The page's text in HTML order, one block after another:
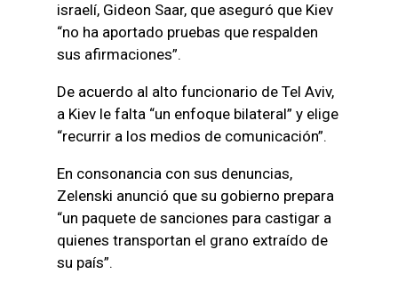
israelí, Gideon Saar, que aseguró que Kiev
“no ha aportado pruebas que respalden
sus afirmaciones”.
De acuerdo al alto funcionario de Tel Aviv,
a Kiev le falta “un enfoque bilateral” y elige
“recurrir a los medios de comunicación”.
En consonancia con sus denuncias,
Zelenski anunció que su gobierno prepara
“un paquete de sanciones para castigar a
quienes transportan el grano extraído de
su país”.